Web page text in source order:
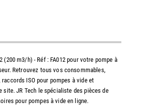
(200 m3/h) - Réf : FA012 pour votre pompe à
Retrouvez tous vos consommables,
ISO pour pompes à vide et
site. JR Tech le spécialiste des pièces de
pour pompes à vide en ligne.